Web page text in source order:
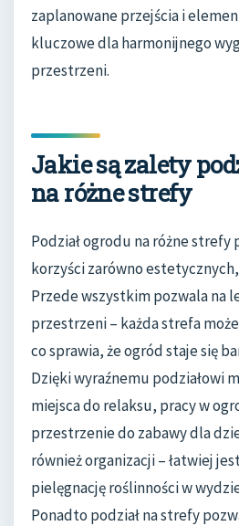
zaplanowane przejścia i
kluczowe dla harmonijnego
przestrzeni.
Jakie są zalety
na różne strefy
Podział ogrodu na różne strefy
korzyści zarówno
Przede wszystkim pozwala na
przestrzeni – każda strefa
co sprawia, że ogród staje się
Dzięki wyraźnemu podziałowi
miejsca do relaksu, pracy w
przestrzenie do zabawy dla
również organizacji – łatwiej
pielęgnację roślinności w
Ponadto podział na strefy